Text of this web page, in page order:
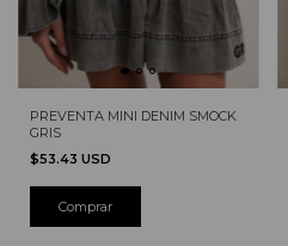
PREVENTA MINI DENIM SMOCK
GRIS
$53.43 USD
Comprar